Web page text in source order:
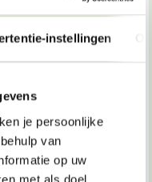
instellingen
je persoonlijke
van
op uw
met als doel
bladluizen hebben.
vloeistof die
af te geven,
zo is, zijn je mieren dus
op veel manieren